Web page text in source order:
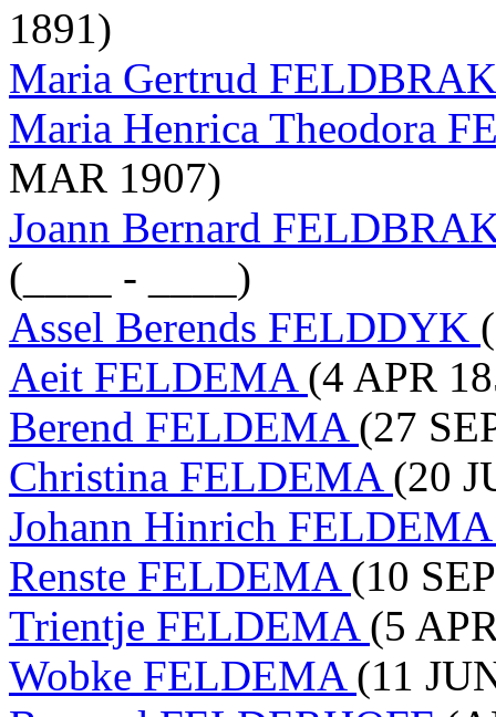
1891)
Maria Gertrud
Maria Henrica Theodora
MAR 1907)
Joann Bernard
(____ - ____)
Assel Berends FELDDYK
Aeit FELDEMA (4 APR
Berend FELDEMA (27
Christina FELDEMA (20
Johann Hinrich
Renste FELDEMA (10
Trientje FELDEMA (5
Wobke FELDEMA (11